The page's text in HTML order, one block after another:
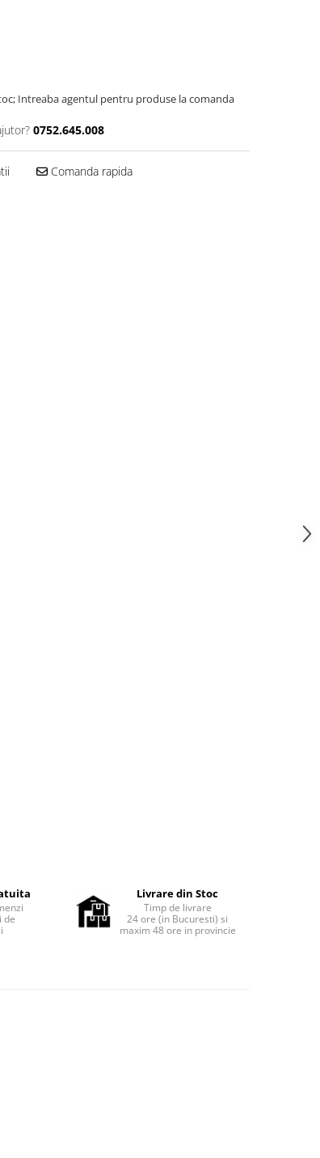
Intreaba agentul pentru produse la comanda
0752.645.008
Comanda rapida
de
Livrare din Stoc
Timp de livrare
24 ore (in Bucuresti) si
maxim 48 ore in provincie